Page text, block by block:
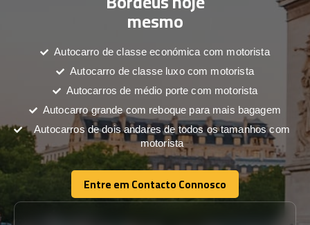
mesmo
Autocarro de classe económica com motorista
Autocarro de classe luxo com motorista
Autocarros de médio porte com motorista
Autocarro grande com reboque para mais bagagem
Autocarros de dois andares de todos os tamanhos com
motorista
Entre em Contacto Connosco
Entre em Contacto Connosco